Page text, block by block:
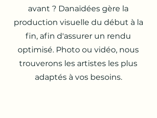
avant ? Danaïdées gère la
production visuelle du début à la
fin, afin d'assurer un rendu
optimisé. Photo ou vidéo, nous
trouverons les artistes les plus
adaptés à vos besoins.